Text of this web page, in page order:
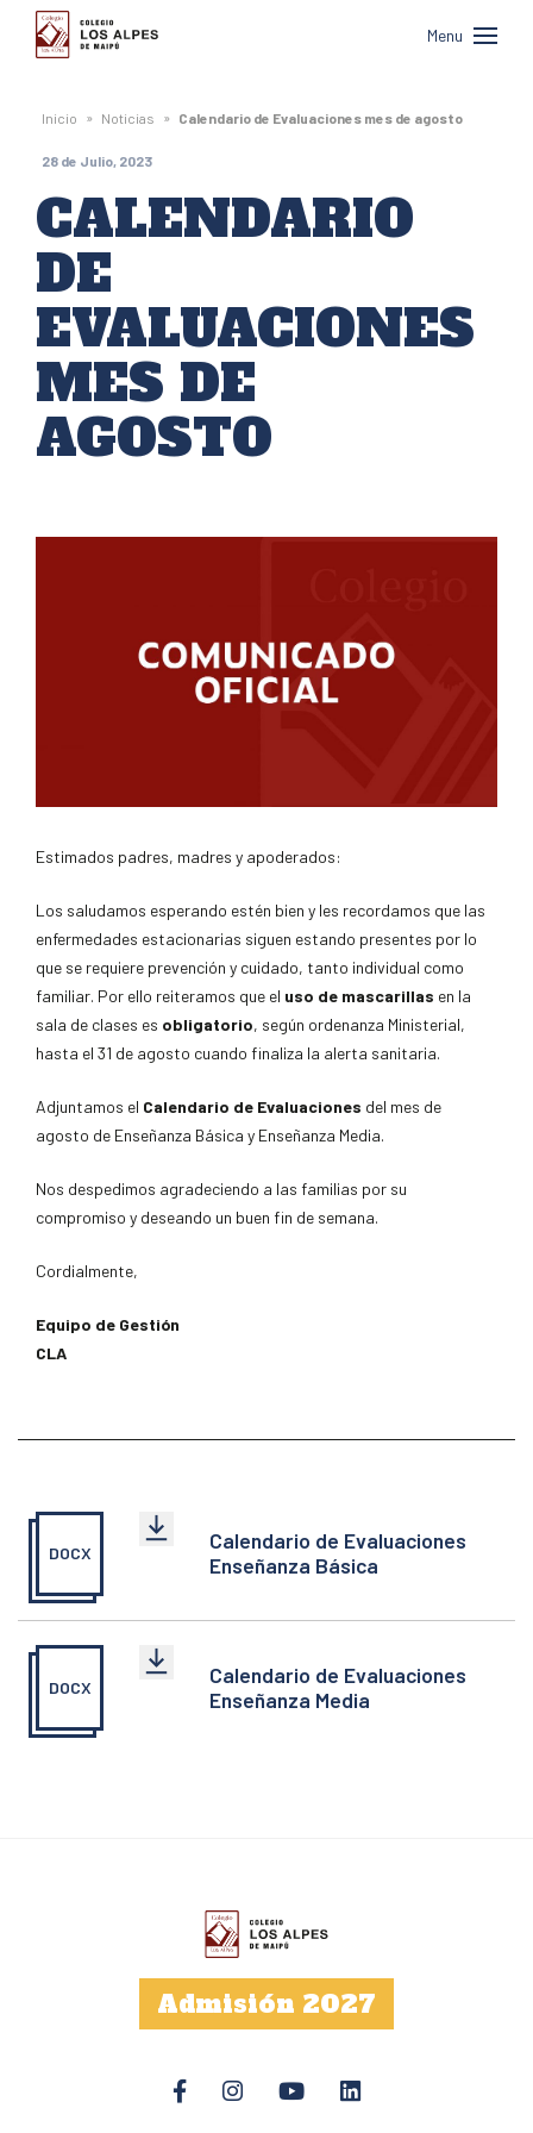
Colegio
Los
Alpes
de
Maipú
Menu
Inicio » Noticias » Calendario de Evaluaciones mes de agosto
28 de Julio, 2023
CALENDARIO
DE
EVALUACIONES
MES DE
AGOSTO
Estimados padres, madres y apoderados:
Los saludamos esperando estén bien y les recordamos que las
enfermedades estacionarias siguen estando presentes por lo
que se requiere prevención y cuidado, tanto individual como
familiar. Por ello reiteramos que el uso de mascarillas en la
sala de clases es obligatorio, según ordenanza Ministerial,
hasta el 31 de agosto cuando finaliza la alerta sanitaria.
Adjuntamos el Calendario de Evaluaciones del mes de
agosto de Enseñanza Básica y Enseñanza Media.
Nos despedimos agradeciendo a las familias por su
compromiso y deseando un buen fin de semana.
Cordialmente,
Equipo de Gestión
CLA
DOCX
Calendario de Evaluaciones
Enseñanza Básica
DOCX
Calendario de Evaluaciones
Enseñanza Media
Admisión 2027